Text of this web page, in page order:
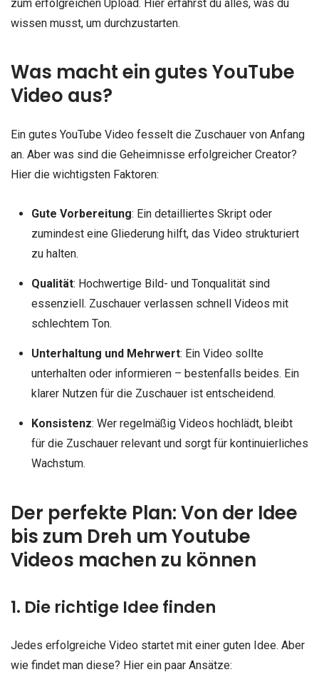
zum erfolgreichen Upload. Hier erfährst du alles, was du
wissen musst, um durchzustarten.
Was macht ein gutes YouTube
Video aus?
Ein gutes YouTube Video fesselt die Zuschauer von Anfang
an. Aber was sind die Geheimnisse erfolgreicher Creator?
Hier die wichtigsten Faktoren:
Gute Vorbereitung: Ein detailliertes Skript oder
zumindest eine Gliederung hilft, das Video strukturiert
zu halten.
Qualität: Hochwertige Bild- und Tonqualität sind
essenziell. Zuschauer verlassen schnell Videos mit
schlechtem Ton.
Unterhaltung und Mehrwert: Ein Video sollte
unterhalten oder informieren – bestenfalls beides. Ein
klarer Nutzen für die Zuschauer ist entscheidend.
Konsistenz: Wer regelmäßig Videos hochlädt, bleibt
für die Zuschauer relevant und sorgt für kontinuierliches
Wachstum.
Der perfekte Plan: Von der Idee
bis zum Dreh um Youtube
Videos machen zu können
1. Die richtige Idee finden
Jedes erfolgreiche Video startet mit einer guten Idee. Aber
wie findet man diese? Hier ein paar Ansätze: